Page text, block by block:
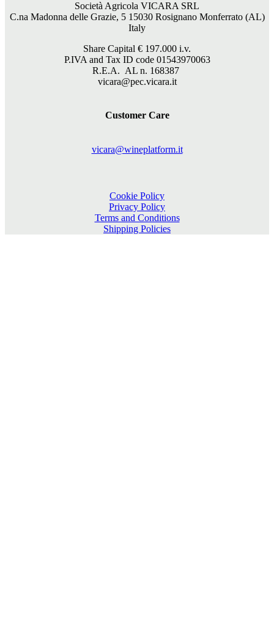
Società Agricola VICARA SRL
C.na Madonna delle Grazie, 5 15030 Rosignano Monferrato (AL)
Italy
Share Capital € 197.000 i.v.
P.IVA and Tax ID code 01543970063
R.E.A. AL n. 168387
vicara@pec.vicara.it
Customer Care
vicara@wineplatform.it
Cookie Policy
Privacy Policy
Terms and Conditions
Shipping Policies